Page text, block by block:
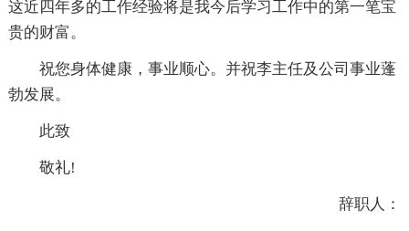
这近四年多的工作经验将是我今后学习工作中的第一笔宝
贵的财富。
祝您身体健康，事业顺心。并祝李主任及公司事业蓬
勃发展。
此致
敬礼!
辞职人：